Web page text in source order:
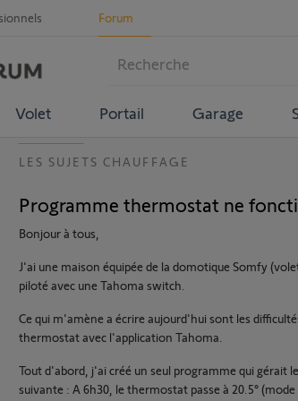
Forum
Volet Portail Garage
LES SUJETS CHAUFFAGE
Programme thermostat ne
Bonjour à tous,
J'ai une maison équipée de la domotique Somfy
piloté avec une Tahoma switch.
Ce qui m'amène a écrire aujourd'hui sont les
thermostat avec l'application Tahoma.
Tout d'abord, j'ai créé un seul programme qui gérait
suivante : A 6h30, le thermostat passe à 20.5°